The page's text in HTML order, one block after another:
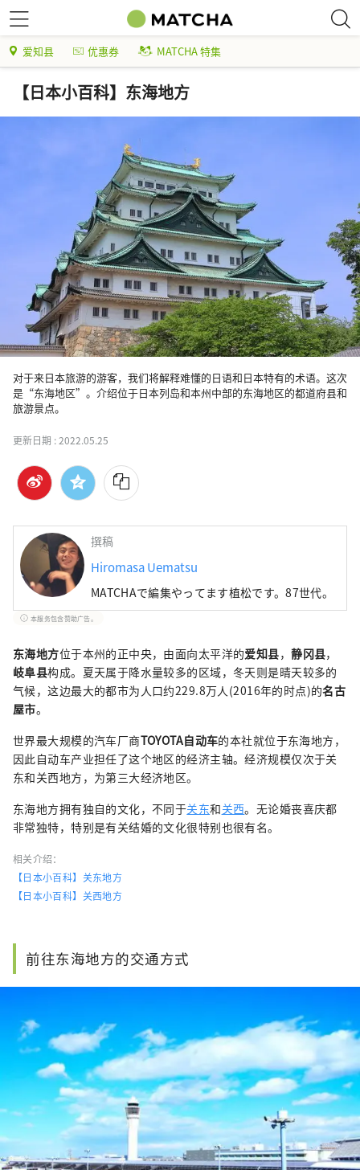
爱知县 优惠券 MATCHA 特集
【日本小百科】东海地方
对于来日本旅游的游客，我们将解释难懂的日语和日本特有的术语。这次
是“东海地区”。介绍位于日本列岛和本州中部的东海地区的都道府县和
旅游景点。
更新日期 :2022.05.25
撰稿
Hiromasa Uematsu
MATCHAで編集やってます植松です。87世代。
本服务包含赞助广告。
东海地方位于本州的正中央，由面向太平洋的爱知县，静冈县，
岐阜县构成。夏天属于降水量较多的区域，冬天则是晴天较多的
气候，这边最大的都市为人口约229.8万人(2016年的时点)的名古
屋市。
世界最大规模的汽车厂商TOYOTA自动车的本社就位于东海地方，
因此自动车产业担任了这个地区的经济主轴。经济规模仅次于关
东和关西地方，为第三大经济地区。
东海地方拥有独自的文化，不同于关东和关西。无论婚丧喜庆都
非常独特，特别是有关结婚的文化很特别也很有名。
相关介绍：
【日本小百科】关东地方
【日本小百科】关西地方
前往东海地方的交通方式